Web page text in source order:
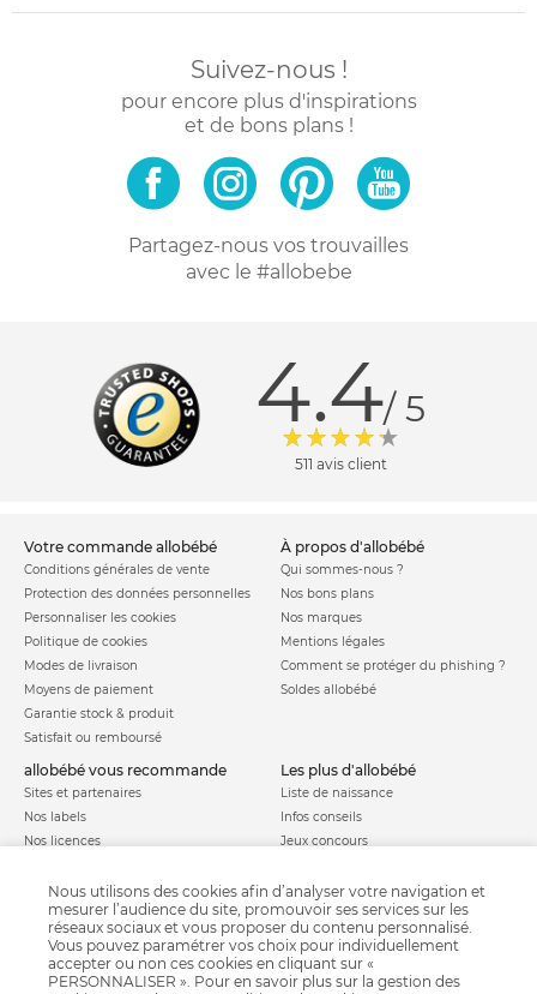
Suivez-nous !
pour encore plus d'inspirations
et de bons plans !
Partagez-nous vos trouvailles
avec le #allobebe
4.4/ 5
511 avis client
votre commande allobébé
Conditions générales de vente
Protection des données personnelles
Personnaliser les cookies
Politique de cookies
Modes de livraison
Moyens de paiement
Garantie stock & produit
Satisfait ou remboursé
à propos d'allobébé
Qui sommes-nous ?
Nos bons plans
Nos marques
Mentions légales
Comment se protéger du phishing ?
Soldes allobébé
allobébé vous recommande
Sites et partenaires
Nos labels
Nos licences
les plus d'allobébé
Liste de naissance
Infos conseils
Jeux concours
Parrainage
Paiement sécurisé
Charte qualité
Nous utilisons des cookies afin d’analyser votre navigation et
mesurer l’audience du site, promouvoir ses services sur les
réseaux sociaux et vous proposer du contenu personnalisé.
Vous pouvez paramétrer vos choix pour individuellement
accepter ou non ces cookies en cliquant sur «
PERSONNALISER ». Pour en savoir plus sur la gestion des